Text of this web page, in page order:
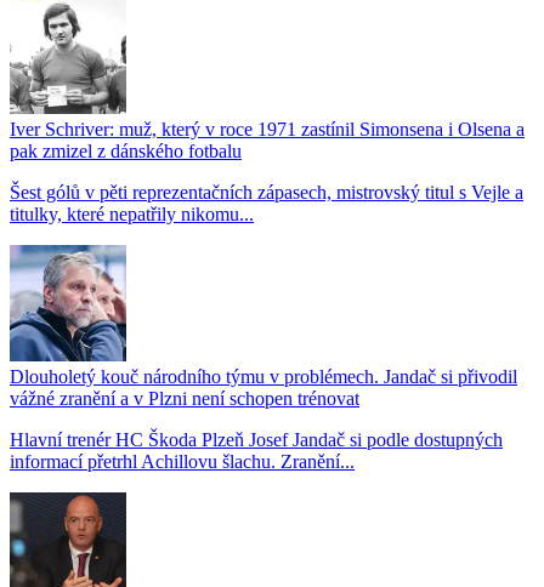
Iver Schriver: muž, který v roce 1971 zastínil Simonsena i Olsena a
pak zmizel z dánského fotbalu
Šest gólů v pěti reprezentačních zápasech, mistrovský titul s Vejle a
titulky, které nepatřily nikomu...
Dlouholetý kouč národního týmu v problémech. Jandač si přivodil
vážné zranění a v Plzni není schopen trénovat
Hlavní trenér HC Škoda Plzeň Josef Jandač si podle dostupných
informací přetrhl Achillovu šlachu. Zranění...